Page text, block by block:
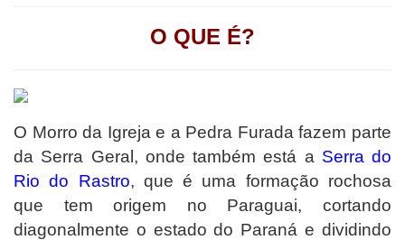
O QUE É?
O Morro da Igreja e a Pedra Furada fazem parte
da Serra Geral, onde também está a Serra do
Rio do Rastro, que é uma formação rochosa
que tem origem no Paraguai, cortando
diagonalmente o estado do Paraná e dividindo